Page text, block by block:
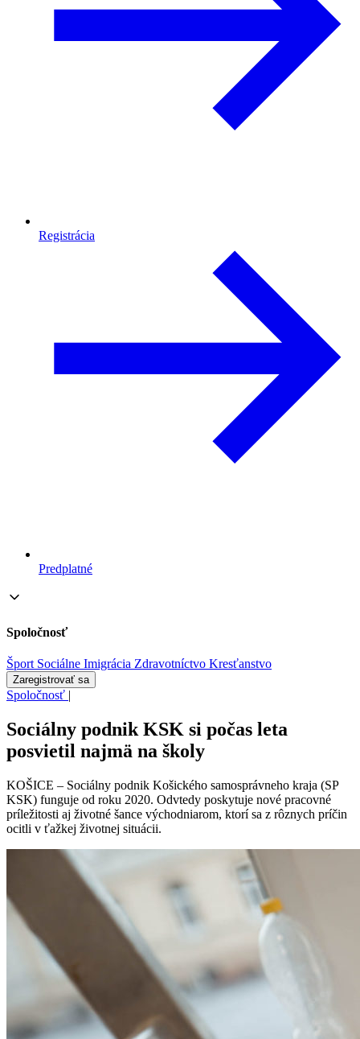
Registrácia
Predplatné
Spoločnosť
Šport Sociálne Imigrácia Zdravotníctvo Kresťanstvo
Zaregistrovať sa
Spoločnosť |
Sociálny podnik KSK si počas leta
posvietil najmä na školy
KOŠICE – Sociálny podnik Košického samosprávneho kraja (SP
KSK) funguje od roku 2020. Odvtedy poskytuje nové pracovné
príležitosti aj životné šance východniarom, ktorí sa z rôznych príčin
ocitli v ťažkej životnej situácii.